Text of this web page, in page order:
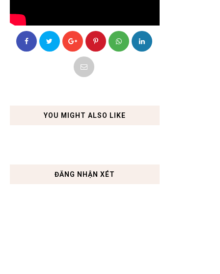
YOU MIGHT ALSO LIKE
ĐĂNG NHẬN XÉT